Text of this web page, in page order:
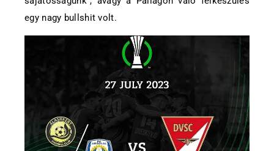
egy nagy bullshit volt.